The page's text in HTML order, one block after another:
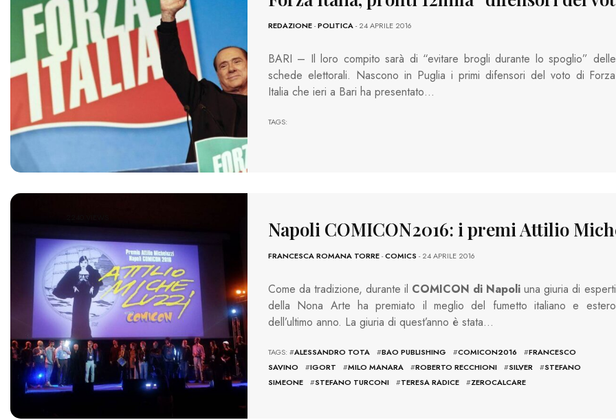
REDAZIONE-POLITICA- 24 APRILE 2016
BARI – Il loro compito sarà di “evitare brogli durante lo spoglio” delle
schede elettorali. Nascono in Puglia i primi difensori del voto di Forza
Italia che ieri a Bari ha presentato…
TAGS:
Napoli COMICON2016: i premi Attilio
FRANCESCA ROMANA TORRE-COMICS - 24 APRILE 2016
Come da tradizione, durante il COMICON di Napoli una giuria di esperti
della Nona Arte ha premiato il meglio del fumetto italiano e estero
dell’ultimo anno. La giuria di quest’anno è stata…
TAGS: #ALESSANDRO TOTA #BAO PUBLISHING #COMICON2016 #FRANCESCO
SAVINO
#IGORT #MILO MANARA #ROBERTO RECCHIONI #SILVER #STEFANO
SIMEONE
#STEFANO TURCONI #TERESA RADICE #ZEROCALCARE